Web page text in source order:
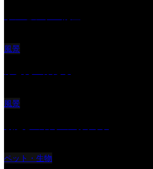
風景
風景
ペット・生物